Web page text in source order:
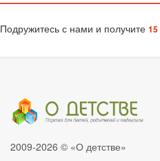
Подружитесь с нами и получите 15
2009-2026 © «О детстве»